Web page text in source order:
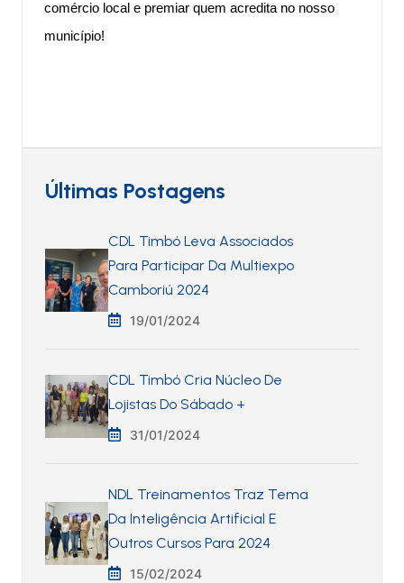
comércio local e premiar quem acredita no nosso
município!
Últimas Postagens
CDL Timbó Leva Associados
Para Participar Da Multiexpo
Camboriú 2024
19/01/2024
CDL Timbó Cria Núcleo De
Lojistas Do Sábado +
31/01/2024
NDL Treinamentos Traz Tema
Da Inteligência Artificial E
Outros Cursos Para 2024
15/02/2024